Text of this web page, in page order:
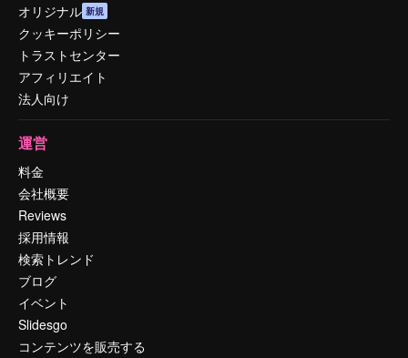
オリジナル 新規
クッキーポリシー
トラストセンター
アフィリエイト
法人向け
運営
料金
会社概要
Reviews
採用情報
検索トレンド
ブログ
イベント
Slidesgo
コンテンツを販売する